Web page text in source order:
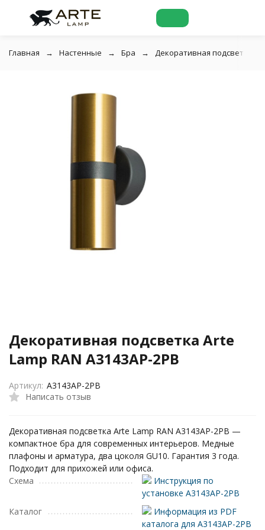
Главная Настенные Бра Декоративная подсветка
Декоративная подсветка Arte
Lamp RAN A3143AP-2PB
Написать отзыв
Артикул: A3143AP-2PB
Декоративная подсветка Arte Lamp RAN A3143AP-2PB —
компактное бра для современных интерьеров. Медные
плафоны и арматура, два цоколя GU10. Гарантия 3 года.
Подходит для прихожей или офиса.
Схема
Инструкция по
установке A3143AP-2PB
Каталог
Информация из PDF
каталога для A3143AP-2PB